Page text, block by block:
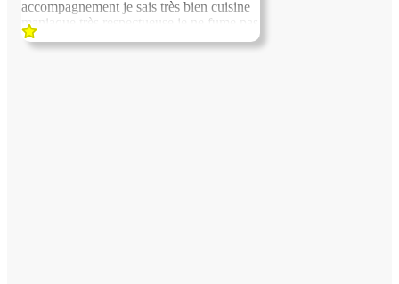
accompagnement je sais très bien cuisine
maniaque très respectueuse je ne fume pas
pas d'alcool rien de tt